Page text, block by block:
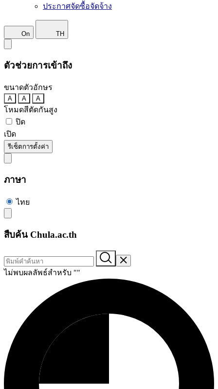
ประกาศจัดซื้อจัดจ้าง
On TH
ตัวช่วยการเข้าถึง
ขนาดตัวอักษร
A A A
โหมดสีตัดกันสูง
ปิด
เปิด
รีเซ็ตการตั้งค่า
ภาษา
ไทย
สืบค้น Chula.ac.th
ไม่พบผลลัพธ์สำหรับ ""